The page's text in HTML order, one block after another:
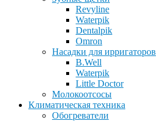
Revyline
Waterpik
Dentalpik
Omron
Насадки для ирригаторов
B.Well
Waterpik
Little Doctor
Молокоотсосы
Климатическая техника
Обогреватели